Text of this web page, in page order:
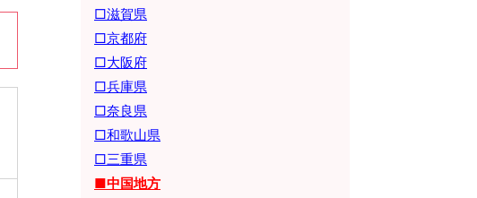
□滋賀県
□京都府
□大阪府
□兵庫県
□奈良県
□和歌山県
□三重県
■中国地方